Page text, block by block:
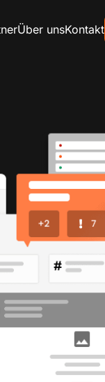
Über unsKontakt